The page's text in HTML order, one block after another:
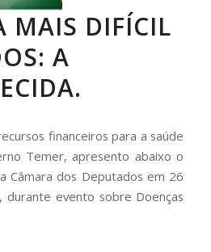
MAIS DIFÍCIL
A
financeiros para a saúde
Temer, apresento abaixo o
Câmara dos Deputados em 26
evento sobre Doenças